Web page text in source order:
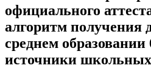
официального
алгоритм получения
среднем
источники